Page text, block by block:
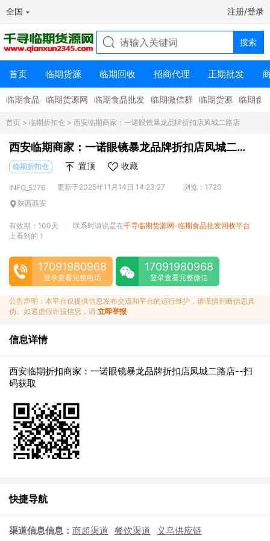
全国 注册/登录
首页 临期货源 临期回收 招商代理 正期批发
临期食品 临期货源网 临期食品批发 临期微信群 临期货源 临期食
首页 > 临期折扣仓 > 西安临期商家：一诺眼镜暴龙品牌折扣店凤城二路店
西安临期商家：一诺眼镜暴龙品牌折扣店凤城二
路店
临期折扣仓 置顶 收藏
INFO_5276 更新于2025年11月14日 14:23:27
浏览：1720
陕西西安
有效期：100天 联系时请说是在千寻临期货源网-临期食品批发回收平台
上看到的！
17091980968
登录查看完整电话
17091980968
登录查看完整微信
公告声明：本平台仅提供信息发布交流和平台的运行维护，请谨慎判断信息真
伪。如遇虚假诈骗信息，请 立即举报
信息详情
西安临期折扣商家：一诺眼镜暴龙品牌折扣店凤城二路店--扫
码获取
快捷导航
渠道信息信息： 商超渠道 餐饮渠道 义乌供应链